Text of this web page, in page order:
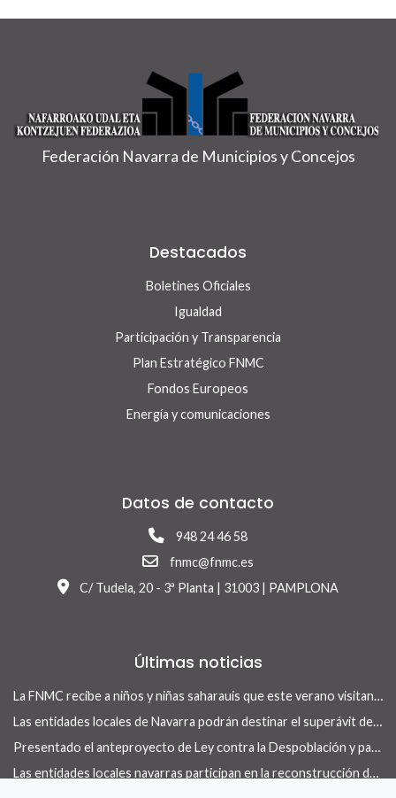
Federación Navarra de Municipios y Concejos
Destacados
Boletines Oficiales
Igualdad
Participación y Transparencia
Plan Estratégico FNMC
Fondos Europeos
Energía y comunicaciones
Datos de contacto
948 24 46 58
fnmc@fnmc.es
C/ Tudela, 20 - 3ª Planta | 31003 | PAMPLONA
Últimas noticias
La FNMC recibe a niños y niñas saharauis que este verano visitan Navarra con el programa Vacaciones en Paz
Las entidades locales de Navarra podrán destinar el superávit de 2025 a inversiones financieramente sostenibles tras la aprobación del Real Decreto-ley 13/2026
Presentado el anteproyecto de Ley contra la Despoblación y para el Desarrollo Rural
Las entidades locales navarras participan en la reconstrucción de infraestructuras dañadas por la DANA de 175 municipios valencianos